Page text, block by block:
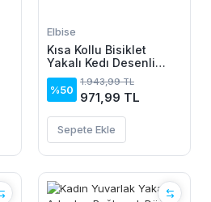
Elbise
Kısa Kollu Bisiklet
Yakalı Kedı Desenli
Midi Vıskon Elbise
%50
1.943,99 TL
971,99 TL
Sepete Ekle